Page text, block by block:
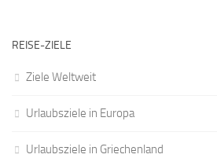
REISE-ZIELE
Ziele Weltweit
Urlaubsziele in Europa
Urlaubsziele in Griechenland